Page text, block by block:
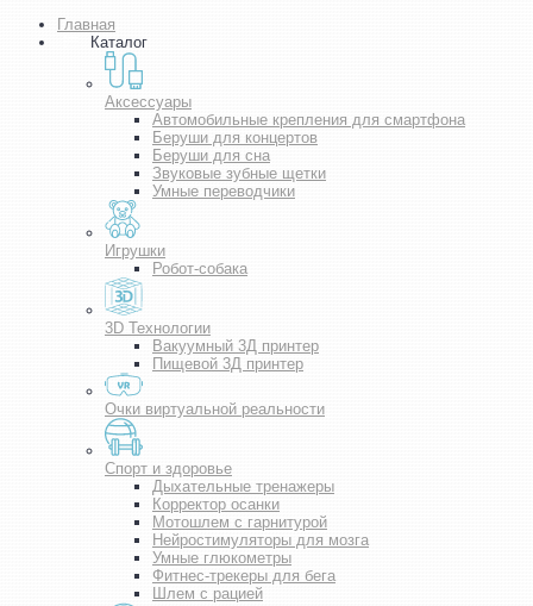
Главная
Каталог
Аксессуары
Автомобильные крепления для смартфона
Беруши для концертов
Беруши для сна
Звуковые зубные щетки
Умные переводчики
Игрушки
Робот-собака
3D Технологии
Вакуумный 3Д принтер
Пищевой 3Д принтер
Очки виртуальной реальности
Спорт и здоровье
Дыхательные тренажеры
Корректор осанки
Мотошлем с гарнитурой
Нейростимуляторы для мозга
Умные глюкометры
Фитнес-трекеры для бега
Шлем с рацией